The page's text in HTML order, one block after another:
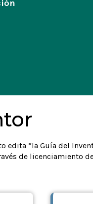
edita “la Guía del
de licenciamiento